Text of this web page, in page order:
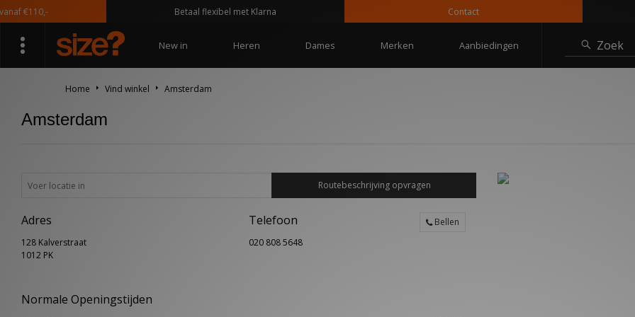
€110,- Betaal flexibel met Klarna Contact
New in Heren Dames Merken Aanbiedingen Zoek
Home Vind winkel Amsterdam
Amsterdam
Adres
128 Kalverstraat
1012 PK
Telefoon
020 808 5648
Bellen
Normale Openingstijden